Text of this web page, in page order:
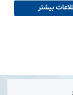
بیشتر